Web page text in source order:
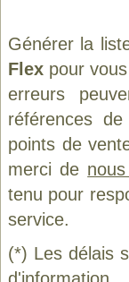
Générer la
Flex pour
erreurs
références
points de
merci de
tenu pour
service.
(*) Les délais